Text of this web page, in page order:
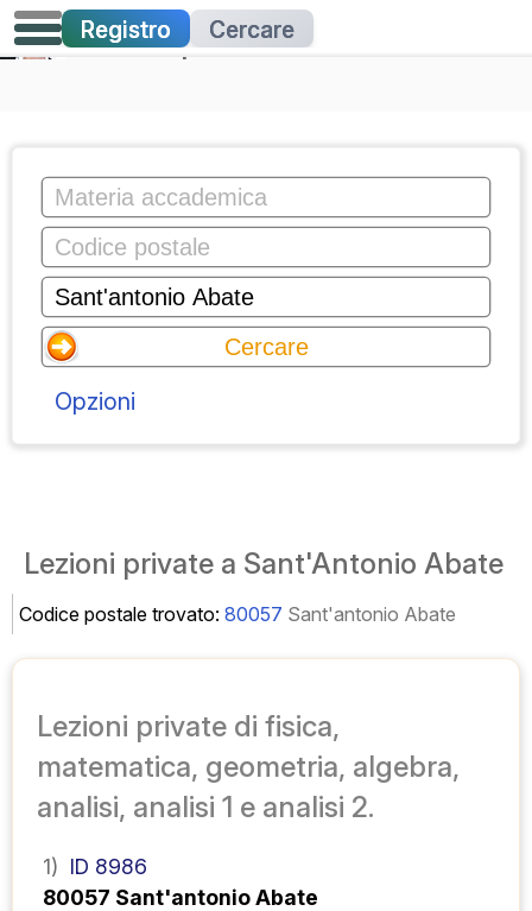
Lezioni private
Registro Cercare
Opzioni
Lezioni private a Sant'Antonio Abate
Codice postale trovato: 80057 Sant'antonio Abate
Lezioni private di fisica,
matematica, geometria, algebra,
analisi, analisi 1 e analisi 2.
1) ID 8986
80057 Sant'antonio Abate